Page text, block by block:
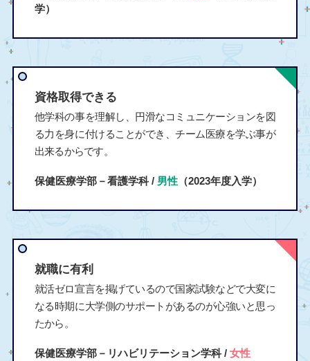
学）
資格取得できる
他学科の事を理解し、円滑なコミュニケーションを図
る力を身に付けることができ、チーム医療を学ぶ事が
出来るからです。
保健医療学部－看護学科 / 男性（2023年度入学）
就職に有利
就活ゼロ宣言を掲げているので国家試験などで大変に
なる時期に大学側のサポートがあるのが心強いと思っ
たから。
保健医療学部－リハビリテーション学科 / 女性